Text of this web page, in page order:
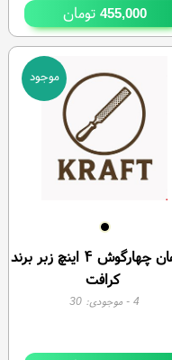
455,000 تومان
سوهان چهارگوش ۴ اینچ زبر برند
کرافت
4- موجودی: 30
موجود